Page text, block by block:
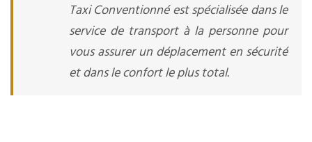
Taxi Conventionné est spécialisée dans le
service de transport à la personne pour
vous assurer un déplacement en sécurité
et dans le confort le plus total.